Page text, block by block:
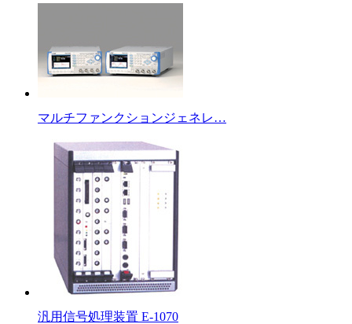
マルチファンクションジェネレ…
汎用信号処理装置 E-1070